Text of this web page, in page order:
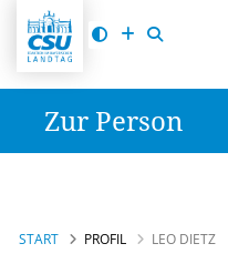
Zur Person
START PROFIL LEO DIETZ